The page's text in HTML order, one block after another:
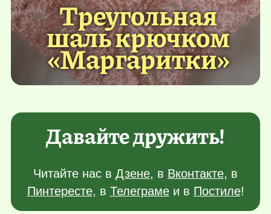
Треугольная
шаль крючком
«Маргаритки»
Давайте дружить!
Читайте нас в Дзене, в Вконтакте, в
Пинтересте, в Телеграмеи в Постиле!